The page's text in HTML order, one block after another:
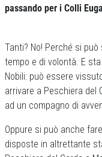
passando per i Colli
Tanti? No! Perché si
tempo e di volontà. E
Nobili: può essere
arrivare a Peschiera del
ad un compagno di
Oppure si può anche
disposte in altrettante